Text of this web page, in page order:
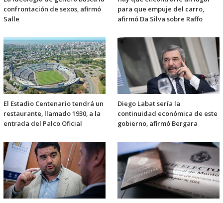
confrontación de sexos, afirmó
Salle
para que empuje del carro,
afirmó Da Silva sobre Raffo
El Estadio Centenario tendrá un
restaurante, llamado 1930, a la
entrada del Palco Oficial
Diego Labat sería la
continuidad económica de este
gobierno, afirmó Bergara